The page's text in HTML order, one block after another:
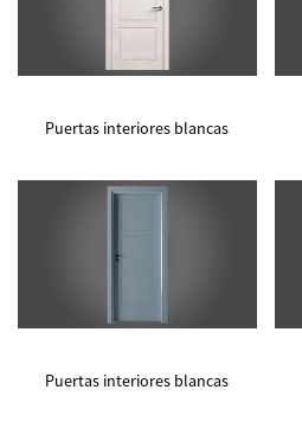
Puertas interiores blancas
Puertas interiores blancas